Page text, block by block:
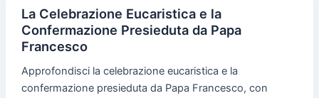
La Celebrazione Eucaristica e la
Confermazione Presieduta da Papa
Francesco
Approfondisci la celebrazione eucaristica e la
confermazione presieduta da Papa Francesco, con